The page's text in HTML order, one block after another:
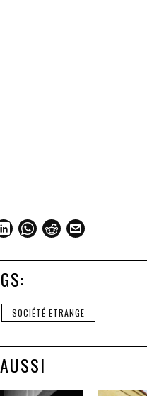
SOCIÉTÉ ETRANGE